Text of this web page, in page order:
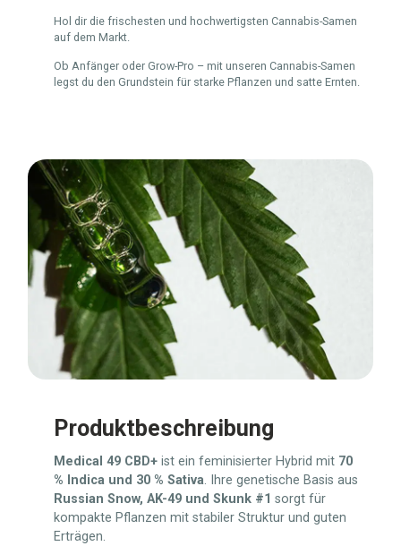
Hol dir die frischesten und hochwertigsten Cannabis-Samen
auf dem Markt.
Ob Anfänger oder Grow-Pro – mit unseren Cannabis-Samen
legst du den Grundstein für starke Pflanzen und satte Ernten.
Produktbeschreibung
Medical 49 CBD+ist ein feminisierter Hybrid mit 70
% Indica und 30 % Sativa. Ihre genetische Basis aus
Russian Snow, AK-49 und Skunk #1 sorgt für
kompakte Pflanzen mit stabiler Struktur und guten
Erträgen.